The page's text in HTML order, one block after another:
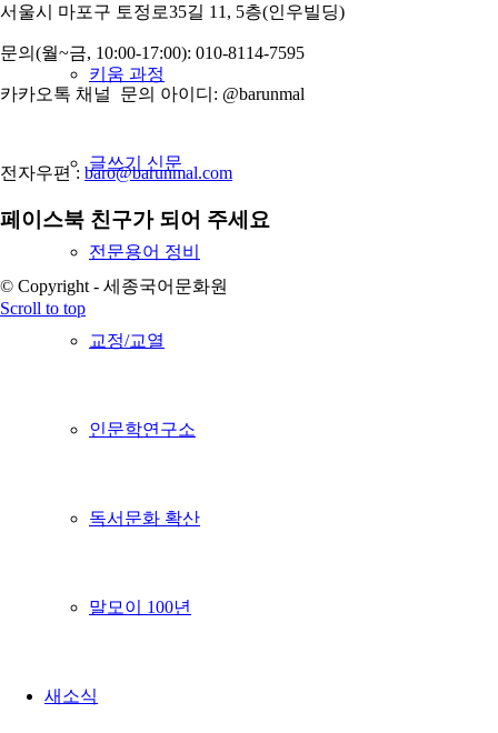
키움 과정
글쓰기 신문
전문용어 정비
교정/교열
인문학연구소
독서문화 확산
말모이 100년
새소식
서울시 마포구 토정로35길 11, 5층(인우빌딩)
문의(월~금, 10:00-17:00): 010-8114-7595
카카오톡 채널 문의 아이디: @barunmal
전자우편 : baro@barunmal.com
페이스북 친구가 되어 주세요
© Copyright - 세종국어문화원
Scroll to top